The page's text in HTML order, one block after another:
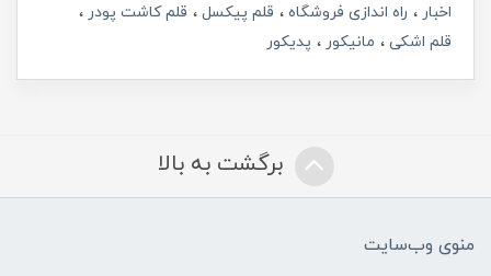
اخبار راه اندازی فروشگاه قلم پیکسل
قلم کاشت پودر
قلم اشکی
مانیکور پدیکور
برگشت به بالا
منوی وب‌سایت